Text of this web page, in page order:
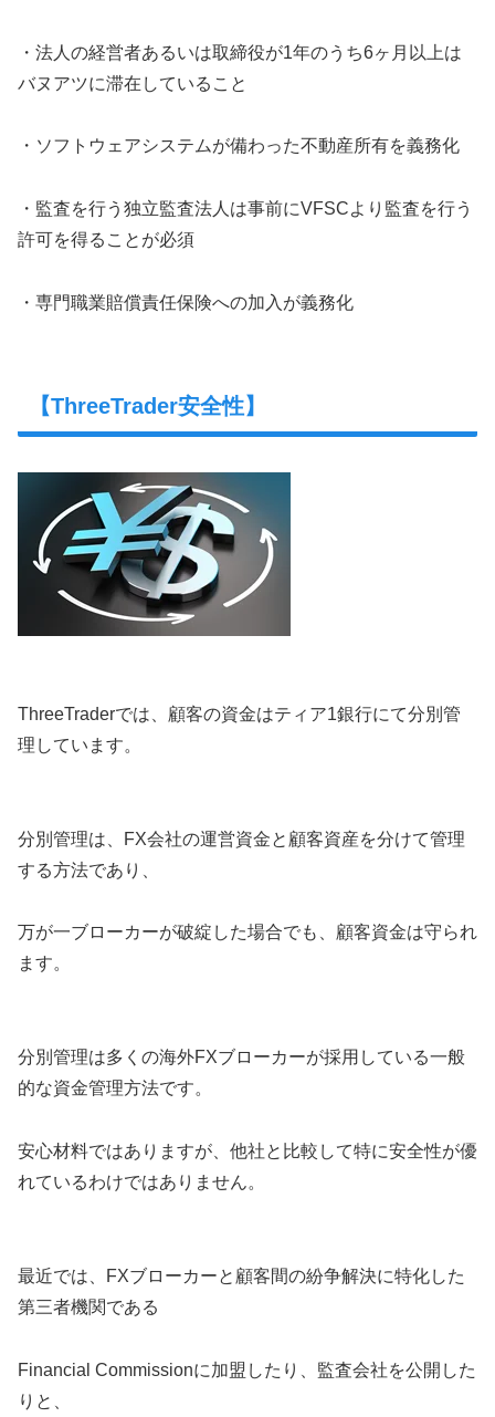
・法人の経営者あるいは取締役が1年のうち6ヶ月以上は
バヌアツに滞在していること
・ソフトウェアシステムが備わった不動産所有を義務化
・監査を行う独立監査法人は事前にVFSCより監査を行う
許可を得ることが必須
・専門職業賠償責任保険への加入が義務化
【ThreeTrader安全性】
ThreeTraderでは、顧客の資金はティア1銀行にて分別管
理しています。
分別管理は、FX会社の運営資金と顧客資産を分けて管理
する方法であり、
万が一ブローカーが破綻した場合でも、顧客資金は守られ
ます。
分別管理は多くの海外FXブローカーが採用している一般
的な資金管理方法です。
安心材料ではありますが、他社と比較して特に安全性が優
れているわけではありません。
最近では、FXブローカーと顧客間の紛争解決に特化した
第三者機関である
Financial Commissionに加盟したり、監査会社を公開した
りと、